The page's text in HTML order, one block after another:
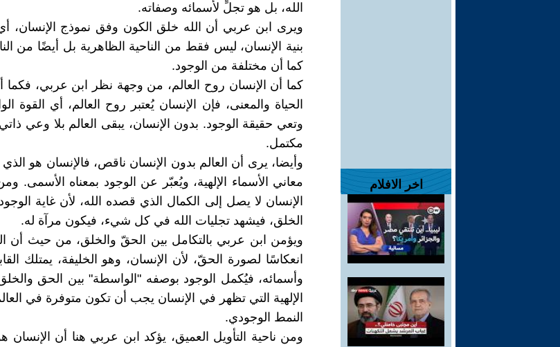
اخر الافلام
الله، بل هو تجلٍّ لأسمائه وصفاته.
ويرى ابن عربي أن الله خلق الكون وفق نموذج الإنسان،
بنية الإنسان، ليس فقط من الناحية الظاهرية بل أيضًا من
كما أن مختلفة من الوجود.
كما أن الإنسان روح العالم، من وجهة نظر ابن عربي،
الحياة والمعنى، فإن الإنسان يُعتبر روح العالم، أي القوة
وتعي حقيقة الوجود. بدون الإنسان، يبقى العالم بلا وعي
مكتمل.
وأيضا، يرى أن العالم بدون الإنسان ناقص، فالإنسان هو
معاني الأسماء الإلهية، ويُعبّر عن الوجود بمعناه الأسمى.
الإنسان لا يصل إلى الكمال الذي قصده الله، لأن غاية
الخلق، فيشهد تجليات الله في كل شيء، فيكون مرآة له.
ويؤمن ابن عربي بالتكامل بين الحقّ والخلق، من حيث أن
انعكاسًا لصورة الحقّ، لأن الإنسان، وهو الخليفة، يمتلك
وأسمائه، فيُكمل الوجود بوصفه "الواسطة" بين الحق
الإلهية التي تظهر في الإنسان يجب أن تكون متوفرة في
النمط الوجودي.
ومن ناحية التأويل العميق، يؤكد ابن عربي هنا أن الإنسان